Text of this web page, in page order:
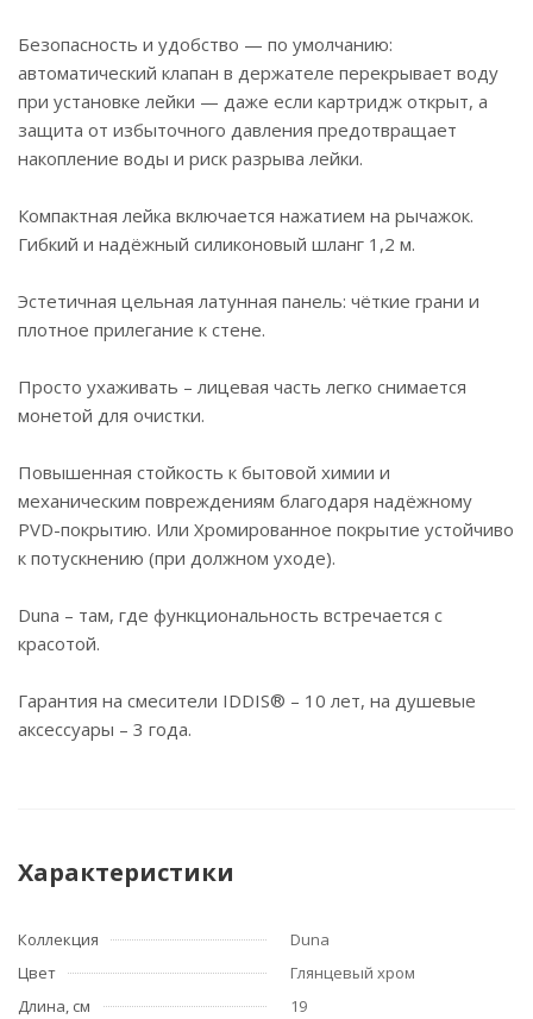
Duna – там, где функциональность встречается с
красотой.
Гарантия на смесители IDDIS® – 10 лет, на
душевые аксессуары – 3 года.
Безопасность и удобство — по умолчанию:
автоматический клапан в держателе перекрывает воду
при установке лейки — даже если картридж открыт, а
защита от избыточного давления предотвращает
накопление воды и риск разрыва лейки.
Компактная лейка включается нажатием на рычажок.
Гибкий и надёжный силиконовый шланг 1,2 м.
Эстетичная цельная латунная панель: чёткие грани и
плотное прилегание к стене.
Просто ухаживать – лицевая часть легко снимается
монетой для очистки.
Повышенная стойкость к бытовой химии и
механическим повреждениям благодаря надёжному
PVD-покрытию. Или Хромированное покрытие устойчиво
к потускнению (при должном уходе).
Duna – там, где функциональность встречается с
красотой.
Гарантия на смесители IDDIS® – 10 лет, на душевые
аксессуары – 3 года.
Характеристики
Коллекция
Duna
Цвет
Глянцевый хром
Длина, см
19